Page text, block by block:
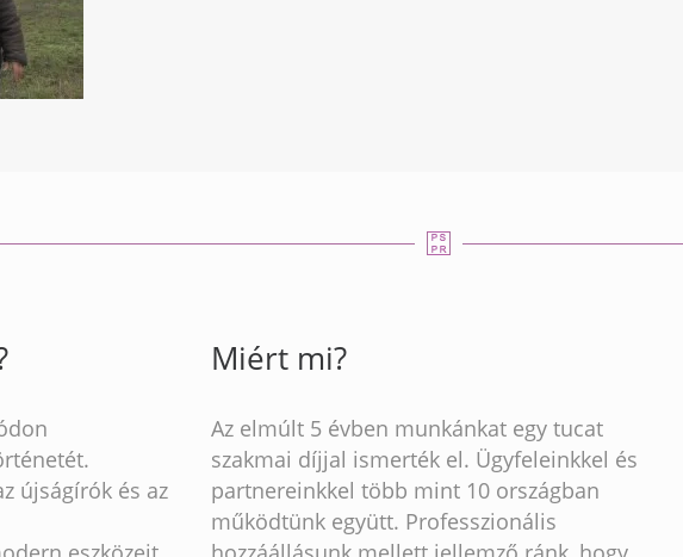
újságírók és az
Miért mi?
Az elmúlt 5 évben munkánkat egy tucat
szakmai díjjal ismerték el. Ügyfeleinkkel és
partnereinkkel több mint 10 országban
működtünk együtt. Professzionális